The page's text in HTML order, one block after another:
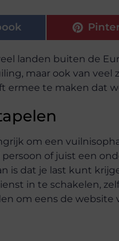
landen buiten de
maar ook van veel
ermee te maken dat
om een
of juist een
is dat je last kunt
in te schakelen,
om eens de